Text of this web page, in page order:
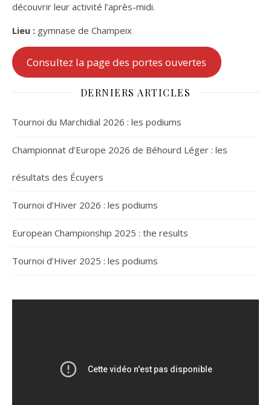
découvrir leur activité l’après-midi.
Lieu : gymnase de Champeix
Consultez la page des portes ouvertes
DERNIERS ARTICLES
Tournoi du Marchidial 2026 : les podiums
Championnat d’Europe 2026 de Béhourd Léger : les
résultats des Écuyers
Tournoi d’Hiver 2026 : les podiums
European Championship 2025 : the results
Tournoi d’Hiver 2025 : les podiums